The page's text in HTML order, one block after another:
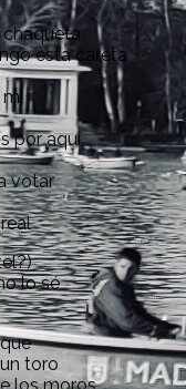
chaqueta
esta careta
mi
por aquí
votar
lo sé
toro
los moros